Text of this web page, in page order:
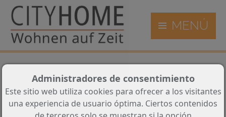
MENÚ
Administradores de consentimiento
Este sitio web utiliza cookies para ofrecer a los visitantes
una experiencia de usuario óptima. Ciertos contenidos